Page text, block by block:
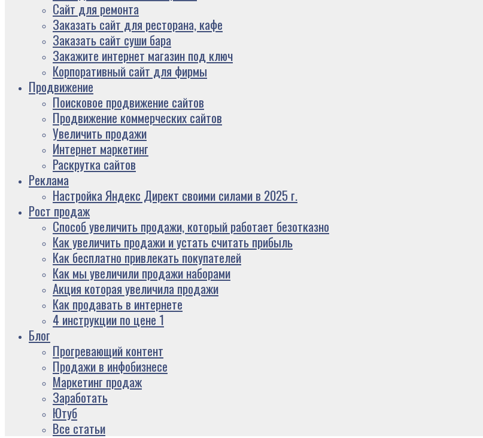
Сайт для ремонта
Заказать сайт для ресторана, кафе
Заказать сайт суши бара
Закажите интернет магазин под ключ
Корпоративный сайт для фирмы
Продвижение
Поисковое продвижение сайтов
Продвижение коммерческих сайтов
Увеличить продажи
Интернет маркетинг
Раскрутка сайтов
Реклама
Настройка Яндекс Директ своими силами в 2025 г.
Рост продаж
Способ увеличить продажи, который работает безотказно
Как увеличить продажи и устать считать прибыль
Как бесплатно привлекать покупателей
Как мы увеличили продажи наборами
Акция которая увеличила продажи
Как продавать в интернете
4 инструкции по цене 1
Блог
Прогревающий контент
Продажи в инфобизнесе
Маркетинг продаж
Заработать
Ютуб
Все статьи